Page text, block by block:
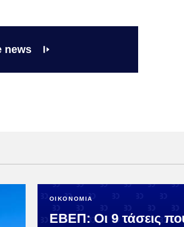
news
ΟΙΚΟΝΟΜΙΑ
ΕΒΕΠ: Οι 9 τάσεις